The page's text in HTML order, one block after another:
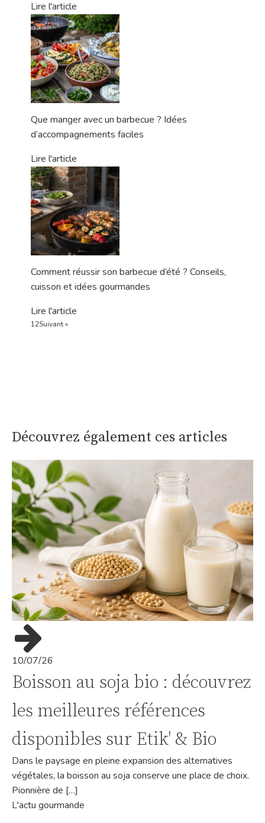
Lire l'article
Que manger avec un barbecue ? Idées
d’accompagnements faciles
Lire l'article
Comment réussir son barbecue d’été ? Conseils,
cuisson et idées gourmandes
Lire l'article
12Suivant »
Découvrez également ces articles
10/07/26
Boisson au soja bio : découvrez
les meilleures références
disponibles sur Etik' & Bio
Dans le paysage en pleine expansion des alternatives
végétales, la boisson au soja conserve une place de choix.
Pionnière de […]
L'actu gourmande